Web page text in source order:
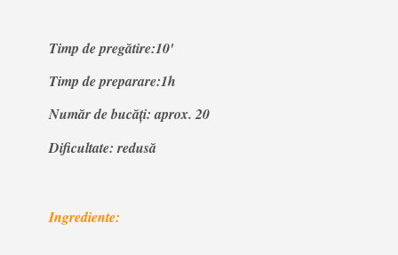
Timp de pregătire:10'
Timp de preparare:1h
Număr de bucăţi: aprox. 20
Dificultate: redusă
Ingrediente: